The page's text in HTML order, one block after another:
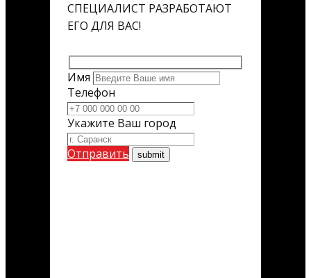
СПЕЦИАЛИСТ РАЗРАБОТАЮТ
ЕГО ДЛЯ ВАС!
Имя
Телефон
Укажите Ваш город
Отправить